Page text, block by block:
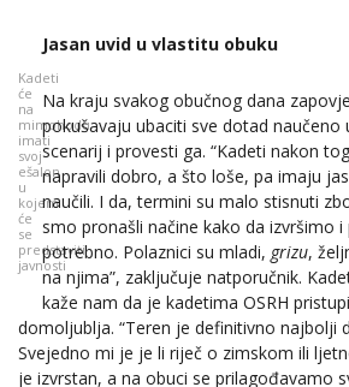
Kadeti
će
na
mimohodu
imati
svoj
ešalon
u
kojem
će
se
predstaviti
javnosti
Jasan uvid u vlastitu obuku
Na kraju svakog obučnog dana
pokušavaju ubaciti sve dotad naučeno
scenarij i provesti ga. “Kadeti nakon
napravili dobro, a što loše, pa imaju
naučili. I da, termini su malo stisnuti
smo pronašli načine kako da izvršimo
potrebno. Polaznici su mladi, grizu,
na njima”, zaključuje natporučnik.
kaže nam da je kadetima OSRH
domoljublja. “Teren je definitivno najbolji
Svejedno mi je je li riječ o zimskom ili
je izvrstan, a na obuci se prilagođavamo